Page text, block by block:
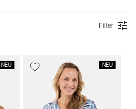
Filter
NEU NEU